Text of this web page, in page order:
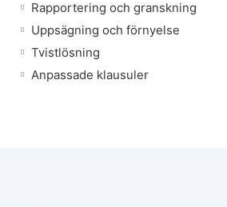
Rapportering och granskning
Uppsägning och förnyelse
Tvistlösning
Anpassade klausuler